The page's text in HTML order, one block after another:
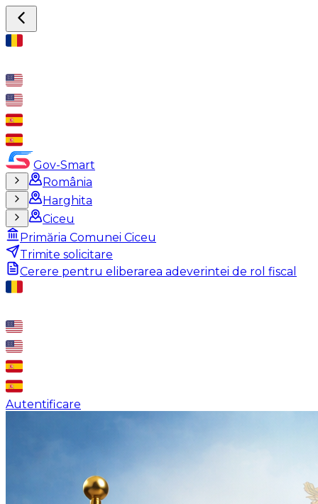
Gov-Smart
România
Harghita
Ciceu
Primăria Comunei Ciceu
Trimite solicitare
Cerere pentru eliberarea adeverintei de rol fiscal
Autentificare